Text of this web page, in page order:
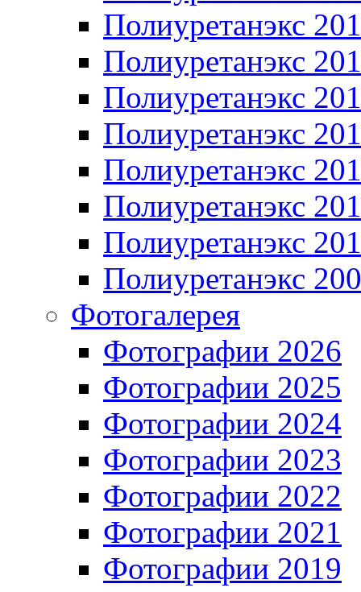
Полиуретанэкс
Полиуретанэкс
Полиуретанэкс
Полиуретанэкс
Полиуретанэкс
Полиуретанэкс
Полиуретанэкс
Полиуретанэкс
Фотогалерея
Фотографии 2026
Фотографии 2025
Фотографии 2024
Фотографии 2023
Фотографии 2022
Фотографии 2021
Фотографии 2019